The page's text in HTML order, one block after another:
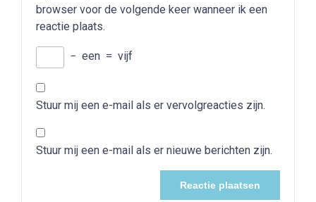
browser voor de volgende keer wanneer ik een
reactie plaats.
− een = vijf
Stuur mij een e-mail als er vervolgreacties zijn.
Stuur mij een e-mail als er nieuwe berichten zijn.